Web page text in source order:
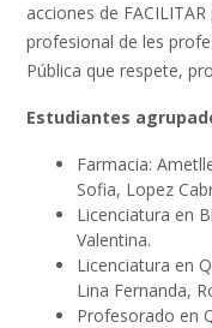
acciones de
profesional de les
Pública que respete,
Estudiantes
Farmacia:
Sofia, Lopez
Licenciatura en
Valentina.
Licenciatura en
Lina Fernanda,
Profesorado en